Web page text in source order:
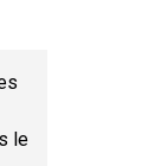
le